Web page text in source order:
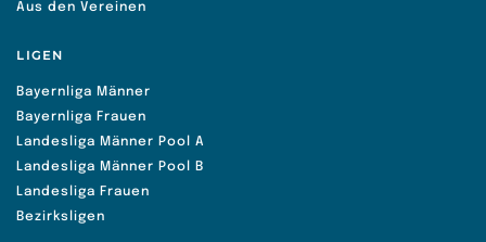
Aus den Vereinen
LIGEN
Bayernliga Männer
Bayernliga Frauen
Landesliga Männer Pool A
Landesliga Männer Pool B
Landesliga Frauen
Bezirksligen